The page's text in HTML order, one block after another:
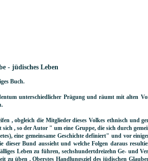
- jüdisches Leben
Buch.
unterschiedlicher Prägung und räumt mit alten
, obgleich die Mitglieder dieses Volkes ethnisch und
, so der Autor " um eine Gruppe, die sich durch
eine gemeinsame Geschichte definiert" und vor
dieser Bund aussieht und welche Folgen daraus
Leben zu führen, sechshundertdreizehn Ge- und
zu üben . Oberstes Handlungsziel des jüdischen